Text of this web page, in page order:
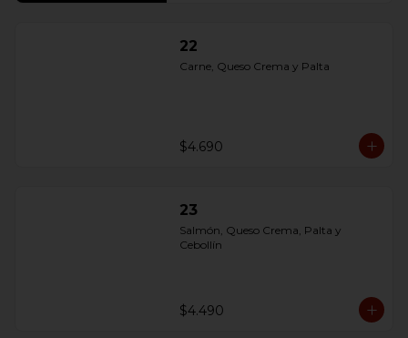
22
Carne, Queso Crema y Palta
$4.690
23
Salmón, Queso Crema, Palta y
Cebollín
$4.490